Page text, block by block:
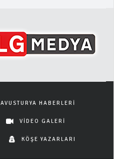
AVUSTURYA HABERLERİ
VİDEO GALERİ
KÖŞE YAZARLARI